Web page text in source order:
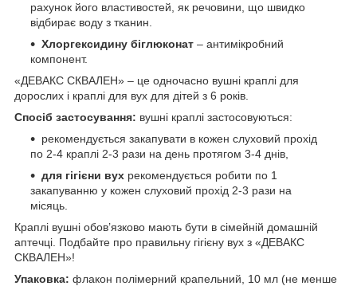
рахунок його властивостей, як речовини, що швидко
вiдбирає воду з тканин.
Хлоргексидину бiглюконат – антимікробний
компонент.
«ДЕВАКС СКВАЛЕН» – це одночасно вушні краплі для
дорослих і краплі для вух для дітей з 6 років.
Спосіб застосування: вушні краплі застосовуються:
рекомендується закапувати в кожен слуховий прохід
по 2-4 краплі 2-3 рази на день протягом 3-4 днів,
для гігієни вух рекомендується робити по 1
закапуванню у кожен слуховий прохід 2-3 рази на
місяць.
Краплі вушні обов’язково мають бути в сімейній домашній
аптечці. Подбайте про правильну гігієну вух з «ДЕВАКС
СКВАЛЕН»!
Упаковка: флакон полімерний крапельний, 10 мл (не менше